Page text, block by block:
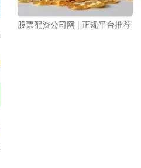
股票配资公司网 | 正规平台推荐